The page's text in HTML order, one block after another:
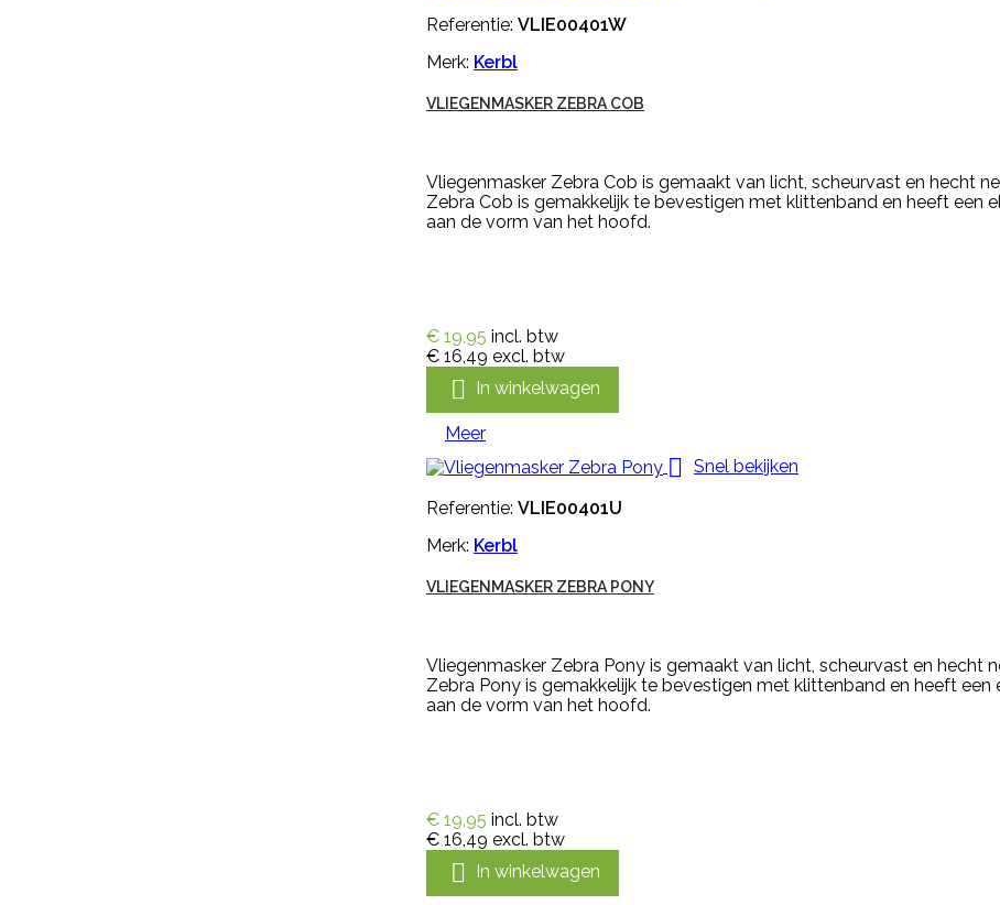
Referentie: VLIE00401W
Merk: Kerbl
VLIEGENMASKER ZEBRA COB
Vliegenmasker Zebra Cob is gemaakt van licht, scheurvast en hecht
Zebra Cob is gemakkelijk te bevestigen met klittenband en heeft een
aan de vorm van het hoofd.
€ 19,95 incl. btw
€ 16,49 excl. btw
 In winkelwagen
Meer
 Snel bekijken
Referentie: VLIE00401U
Merk: Kerbl
VLIEGENMASKER ZEBRA PONY
Vliegenmasker Zebra Pony is gemaakt van licht, scheurvast en hecht
Zebra Pony is gemakkelijk te bevestigen met klittenband en heeft
aan de vorm van het hoofd.
€ 19,95 incl. btw
€ 16,49 excl. btw
 In winkelwagen